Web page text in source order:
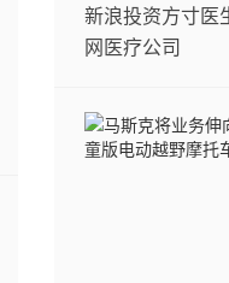
新浪投资方寸医
网医疗公司